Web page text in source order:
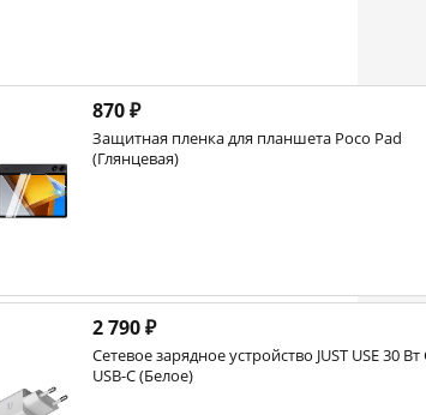
870 ₽
Защитная пленка для планшета Poco Pad
(Глянцевая)
2 790 ₽
Сетевое зарядное устройство JUST USE 30 Вт
USB-С (Белое)